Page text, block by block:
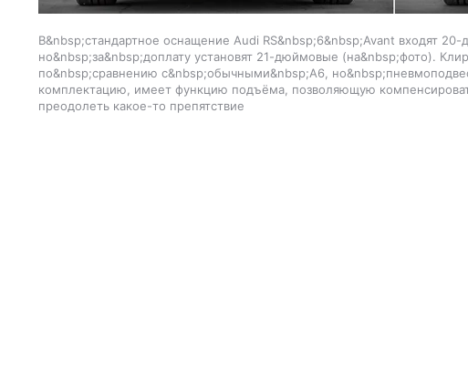
В&nbsp;стандартное оснащение Audi RS&nbsp;6&nbsp;Avant входят
но&nbsp;за&nbsp;доплату установят 21-дюймовые (на&nbsp;фото).
по&nbsp;сравнению с&nbsp;обычными&nbsp;A6,
комплектацию, имеет функцию подъёма, позволяющую
преодолеть какое-то препятствие